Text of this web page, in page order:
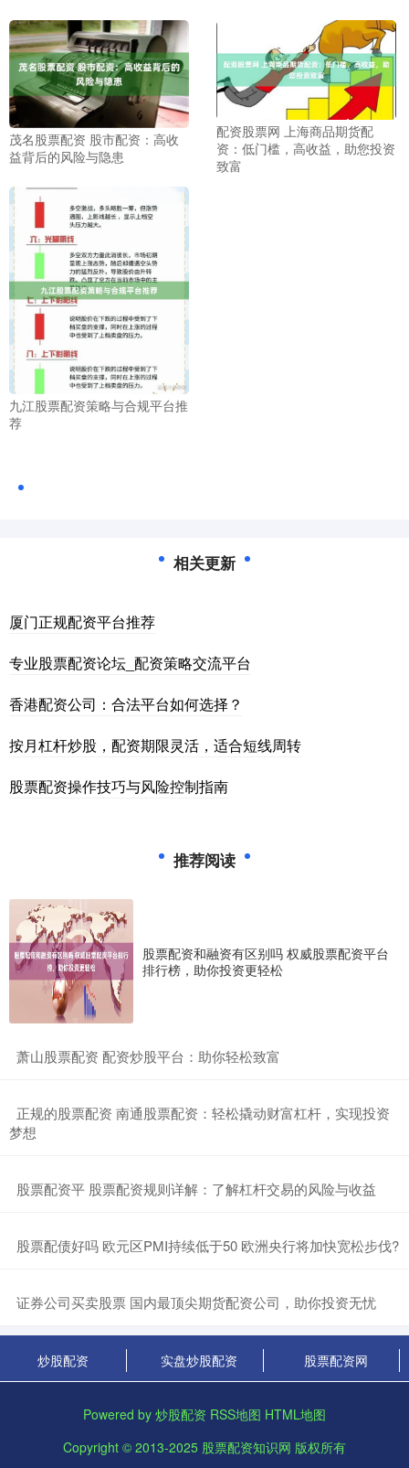
茂名股票配资 股市配资：高收
益背后的风险与隐患
配资股票网 上海商品期货配
资：低门槛，高收益，助您投资
致富
九江股票配资策略与合规平台推
荐
相关更新
厦门正规配资平台推荐
专业股票配资论坛_配资策略交流平台
香港配资公司：合法平台如何选择？
按月杠杆炒股，配资期限灵活，适合短线周转
股票配资操作技巧与风险控制指南
推荐阅读
股票配资和融资有区别吗 权威股票配资平台
排行榜，助你投资更轻松
​萧山股票配资 配资炒股平台：助你轻松致富
​正规的股票配资 南通股票配资：轻松撬动财富杠杆，实现投资
梦想
​股票配资平 股票配资规则详解：了解杠杆交易的风险与收益
​股票配债好吗 欧元区PMI持续低于50 欧洲央行将加快宽松步伐?
​证券公司买卖股票 国内最顶尖期货配资公司，助你投资无忧
炒股配资 实盘炒股配资 股票配资网
Powered by 炒股配资 RSS地图 HTML地图
Copyright © 2013-2025 股票配资知识网 版权所有